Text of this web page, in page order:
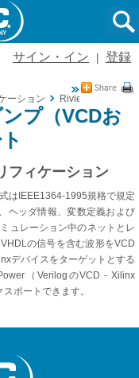
サイン・イン 登録
ーション Riviera-PRO
プ（VCDお
フィケーション
はIEEE1364-1995規格で規定
ヘッダ情報、変数定義および
ュレーション中のネットとレ
の信号を含む波形をVCD
デバイスをターゲットとする
（VerilogのVCD - Xilinx
ポートできます。